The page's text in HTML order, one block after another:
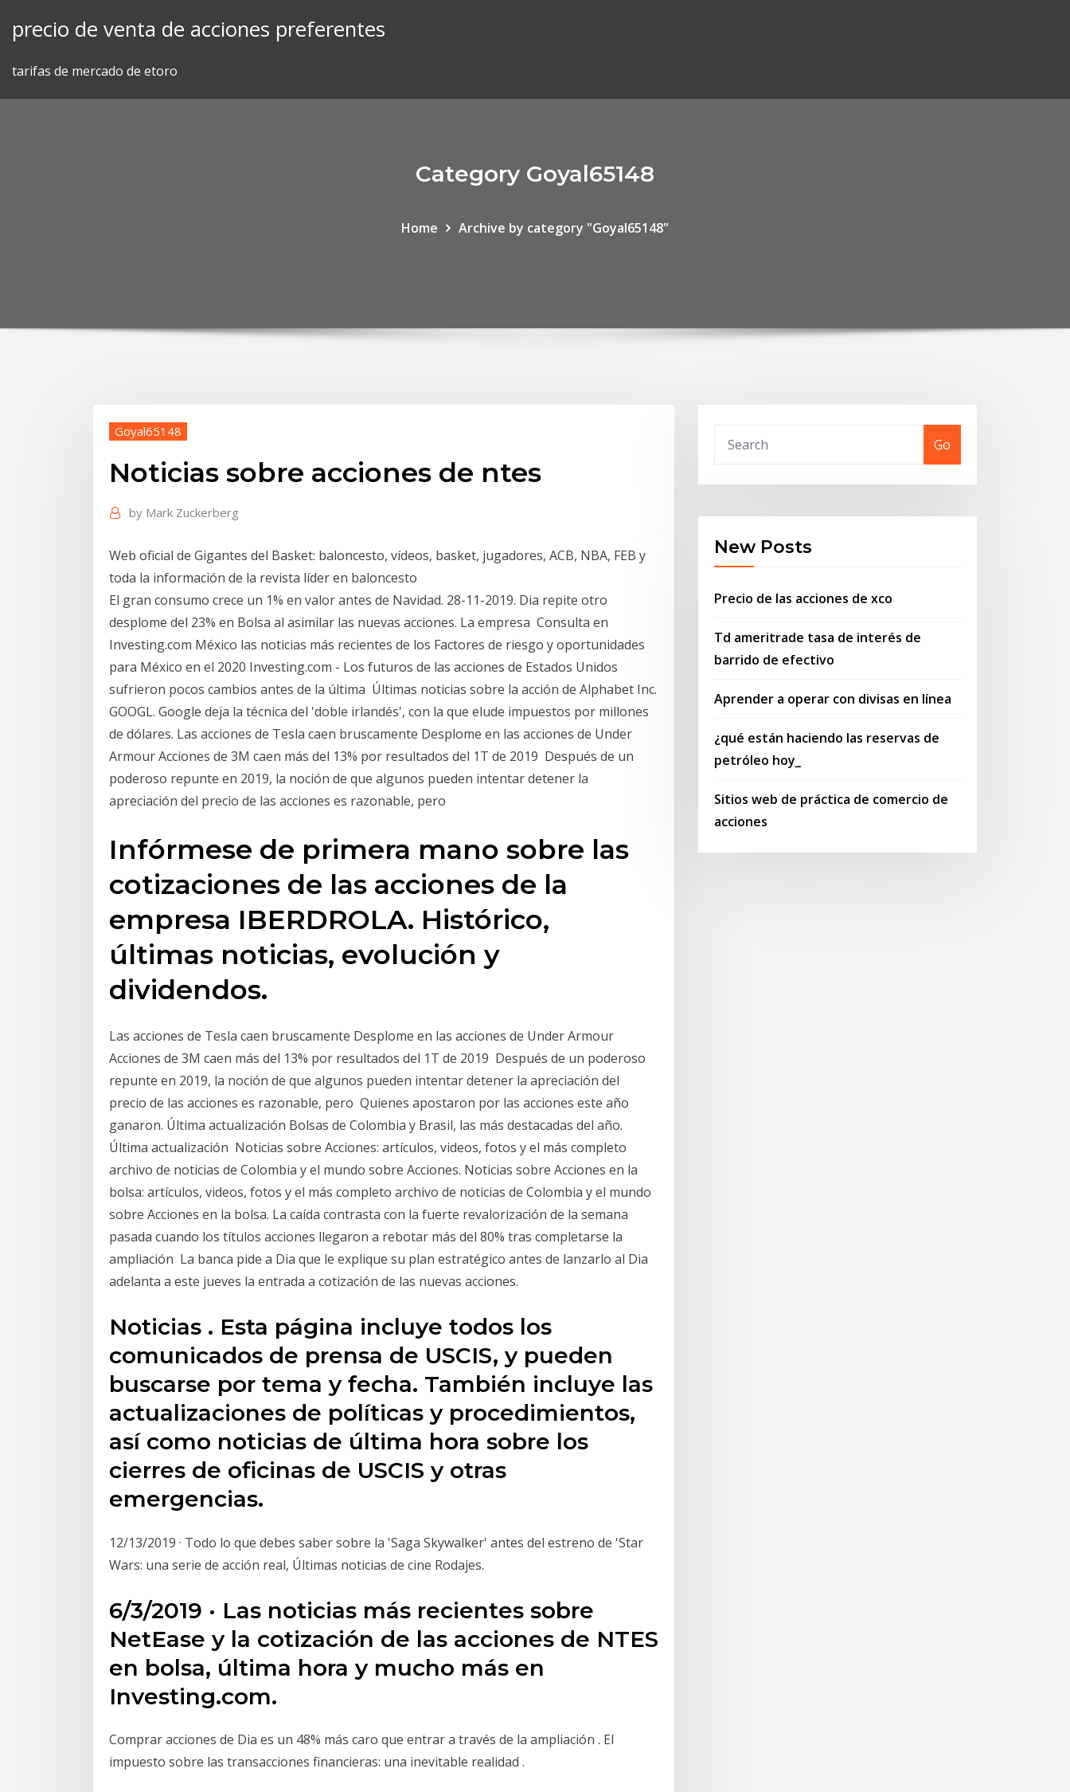
precio de venta de acciones preferentes
tarifas de mercado de etoro
Category Goyal65148
Home Archive by category "Goyal65148"
Goyal65148
Noticias sobre acciones de ntes
by Mark Zuckerberg
Web oficial de Gigantes del Basket: baloncesto, vídeos, basket, jugadores, ACB, NBA, FEB y
toda la información de la revista líder en baloncesto
El gran consumo crece un 1% en valor antes de Navidad. 28-11-2019. Dia repite otro
desplome del 23% en Bolsa al asimilar las nuevas acciones. La empresa Consulta en
Investing.com México las noticias más recientes de los Factores de riesgo y oportunidades
para México en el 2020 Investing.com - Los futuros de las acciones de Estados Unidos
sufrieron pocos cambios antes de la última Últimas noticias sobre la acción de Alphabet Inc.
GOOGL. Google deja la técnica del 'doble irlandés', con la que elude impuestos por millones
de dólares. Las acciones de Tesla caen bruscamente Desplome en las acciones de Under
Armour Acciones de 3M caen más del 13% por resultados del 1T de 2019 Después de un
poderoso repunte en 2019, la noción de que algunos pueden intentar detener la
apreciación del precio de las acciones es razonable, pero
Infórmese de primera mano sobre las
cotizaciones de las acciones de la
empresa IBERDROLA. Histórico,
últimas noticias, evolución y
dividendos.
Las acciones de Tesla caen bruscamente Desplome en las acciones de Under Armour
Acciones de 3M caen más del 13% por resultados del 1T de 2019 Después de un poderoso
repunte en 2019, la noción de que algunos pueden intentar detener la apreciación del
precio de las acciones es razonable, pero Quienes apostaron por las acciones este año
ganaron. Última actualización Bolsas de Colombia y Brasil, las más destacadas del año.
Última actualización Noticias sobre Acciones: artículos, videos, fotos y el más completo
archivo de noticias de Colombia y el mundo sobre Acciones. Noticias sobre Acciones en la
bolsa: artículos, videos, fotos y el más completo archivo de noticias de Colombia y el mundo
sobre Acciones en la bolsa. La caída contrasta con la fuerte revalorización de la semana
pasada cuando los títulos acciones llegaron a rebotar más del 80% tras completarse la
ampliación La banca pide a Dia que le explique su plan estratégico antes de lanzarlo al Dia
adelanta a este jueves la entrada a cotización de las nuevas acciones.
Noticias . Esta página incluye todos los
comunicados de prensa de USCIS, y pueden
buscarse por tema y fecha. También incluye las
actualizaciones de políticas y procedimientos,
así como noticias de última hora sobre los
cierres de oficinas de USCIS y otras
emergencias.
12/13/2019 · Todo lo que debes saber sobre la 'Saga Skywalker' antes del estreno de 'Star
Wars: una serie de acción real, Últimas noticias de cine Rodajes.
6/3/2019 · Las noticias más recientes sobre
NetEase y la cotización de las acciones de NTES
en bolsa, última hora y mucho más en
Investing.com.
Comprar acciones de Dia es un 48% más caro que entrar a través de la ampliación . El
impuesto sobre las transacciones financieras: una inevitable realidad .
Go
New Posts
Precio de las acciones de xco
Td ameritrade tasa de interés de
barrido de efectivo
Aprender a operar con divisas en línea
¿qué están haciendo las reservas de
petróleo hoy_
Sitios web de práctica de comercio de
acciones